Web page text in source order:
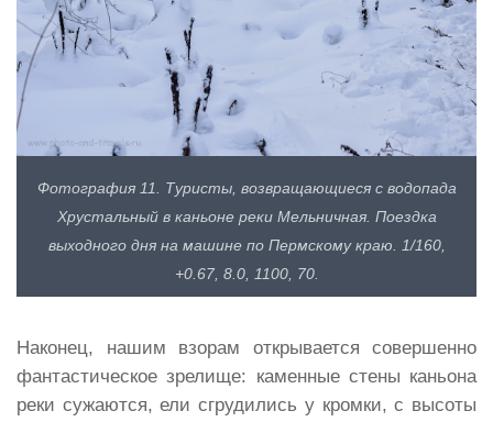
Фотография 11. Туристы, возвращающиеся с водопада
Хрустальный в каньоне реки Мельничная. Поездка
выходного дня на машине по Пермскому краю. 1/160,
+0.67, 8.0, 1100, 70.
Наконец, нашим взорам открывается совершенно
фантастическое зрелище: каменные стены каньона
реки сужаются, ели сгрудились у кромки, с высоты